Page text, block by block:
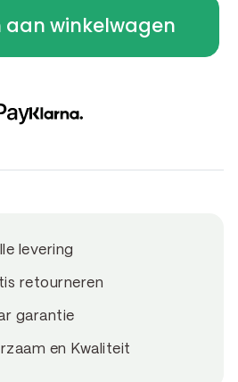
aan winkelwagen
levering
retourneren
garantie
en Kwaliteit